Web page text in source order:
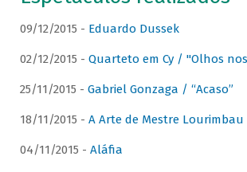
09/12/2015 - Eduardo Dussek
02/12/2015 - Quarteto em Cy / "Olhos
25/11/2015 - Gabriel Gonzaga / “Acaso”
18/11/2015 - A Arte de Mestre Lourimbau
04/11/2015 - Aláfia